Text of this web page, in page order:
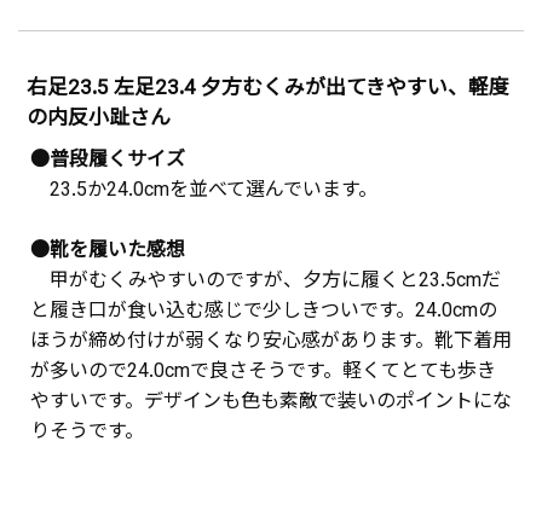
右足23.5 左足23.4 夕方むくみが出てきやすい、軽度
の内反小趾さん
●普段履くサイズ
23.5か24.0cmを並べて選んでいます。
●靴を履いた感想
甲がむくみやすいのですが、夕方に履くと23.5cmだ
と履き口が食い込む感じで少しきついです。24.0cmの
ほうが締め付けが弱くなり安心感があります。靴下着用
が多いので24.0cmで良さそうです。軽くてとても歩き
やすいです。デザインも色も素敵で装いのポイントにな
りそうです。